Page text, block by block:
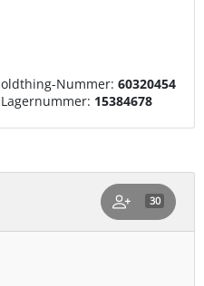
oldthing-Nummer: 60320454
Lagernummer: 15384678
30